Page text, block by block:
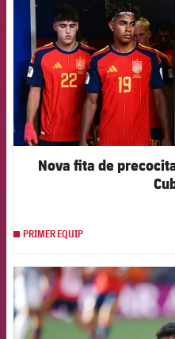
Nova fita de
PRIMER EQUIP